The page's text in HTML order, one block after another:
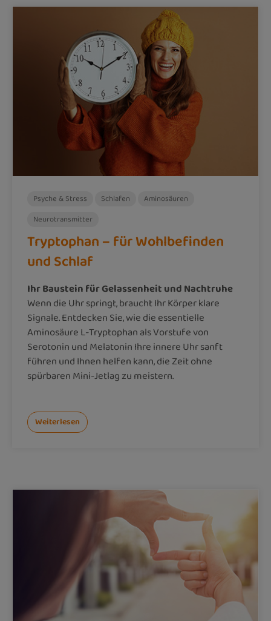
Psyche & Stress Schlafen
Aminosäuren
Neurotransmitter
Tryptophan – für Wohlbefinden
und Schlaf
Ihr Baustein für Gelassenheit und Nachtruhe
Wenn die Uhr springt, braucht Ihr Körper klare
Signale. Entdecken Sie, wie die essentielle
Aminosäure L-Tryptophan als Vorstufe von
Serotonin und Melatonin Ihre innere Uhr sanft
führen und Ihnen helfen kann, die Zeit ohne
spürbaren Mini-Jetlag zu meistern.
Weiterlesen